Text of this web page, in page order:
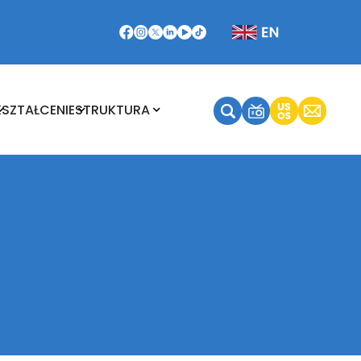
STRUKTURA